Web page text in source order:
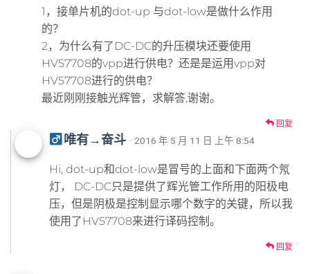
1，接单片机的dot-up 与dot-low是做什么作用
的？
2，为什么有了DC-DC的升压模块还要使用
HV57708的vpp进行供电？还是是运用vpp对
HV57708进行的供电？
最近刚刚接触光辉管，求解答,谢谢。
回复
唯有→奋斗 · 2016 年 5 月 11 日 上午 8:54
Hi, dot-up和dot-low是冒号的上面和下面两个氖
灯， DC-DC只是提供了辉光管工作所用的阳极电
压，但是阴极是控制显示哪个数字的关键，所以我
使用了HV57708来进行译码控制。
回复